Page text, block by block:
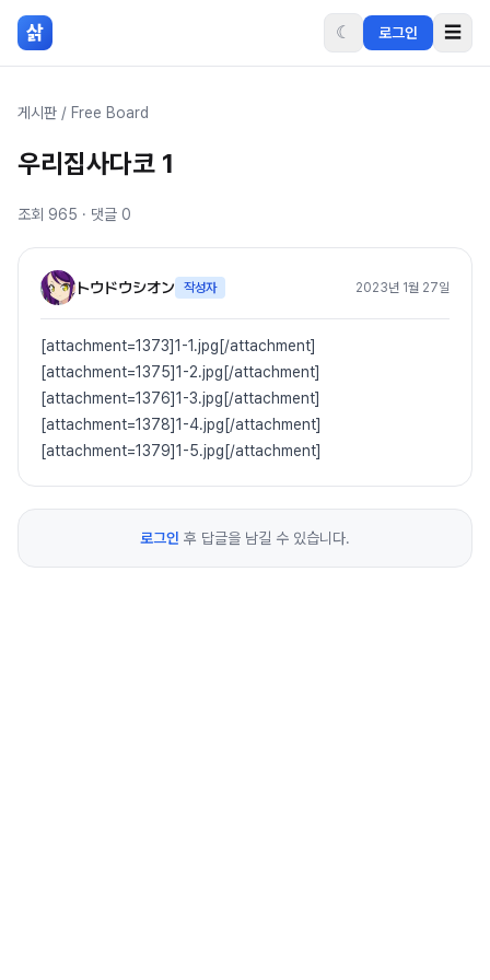
본문 바로가기
삵 ☾ 로그인 ☰
게시판 / Free Board
우리집사다코 1
조회 965 · 댓글 0
トウドウシオン 작성자 2023년 1월 27일
[attachment=1373]1-1.jpg[/attachment]
[attachment=1375]1-2.jpg[/attachment]
[attachment=1376]1-3.jpg[/attachment]
[attachment=1378]1-4.jpg[/attachment]
[attachment=1379]1-5.jpg[/attachment]
로그인 후 답글을 남길 수 있습니다.